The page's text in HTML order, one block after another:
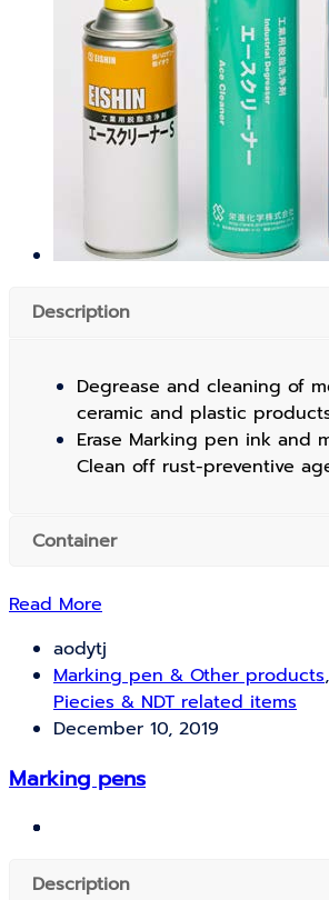
Description
Degrease and cleaning of
ceramic and plastic
Erase Marking pen ink and
Clean off rust-preventive
Container
Read More
aodytj
Marking pen & Other products,
Piecies & NDT related items
December 10, 2019
Marking pens
Description